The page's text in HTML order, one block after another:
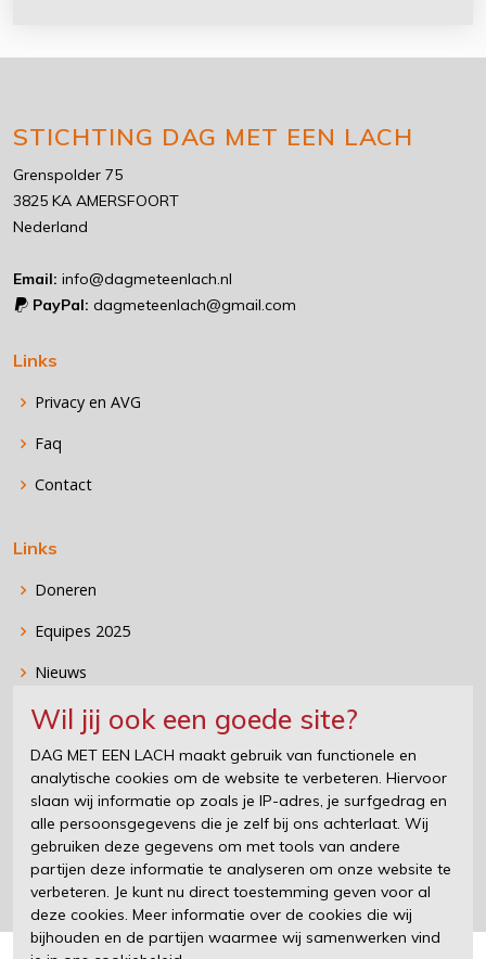
Wil jij ook een goede site?
DAG MET EEN LACH maakt gebruik van functionele en
analytische cookies om de website te verbeteren. Hiervoor
slaan wij informatie op zoals je IP-adres, je surfgedrag en
alle persoonsgegevens die je zelf bij ons achterlaat. Wij
gebruiken deze gegevens om met tools van andere
partijen deze informatie te analyseren om onze website te
verbeteren. Je kunt nu direct toestemming geven voor al
deze cookies. Meer informatie over de cookies die wij
bijhouden en de partijen waarmee wij samenwerken vind
STICHTING DAG MET EEN LACH
Grenspolder 75
3825 KA AMERSFOORT
Nederland
Email: info@dagmeteenlach.nl
PayPal: dagmeteenlach@gmail.com
Links
Privacy en AVG
Faq
Contact
Links
Doneren
Equipes 2025
Nieuws
Stichting DAG MET EEN LACH
DAG MET EEN LACH organiseert, samen met de eigenaren van
supercars en sportauto's, heerlijke en vermakelijke events voor
kinderen die wel een verzetje kunnen gebruiken. Wat is er nu
mooier dan een kind te zien lachen en even zijn zorgen te laten
vergeten?